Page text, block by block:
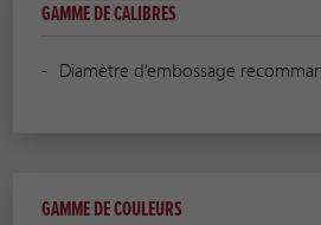
GAMME DE CALIBRES
Diamètre d’embossage
GAMME DE COULEURS